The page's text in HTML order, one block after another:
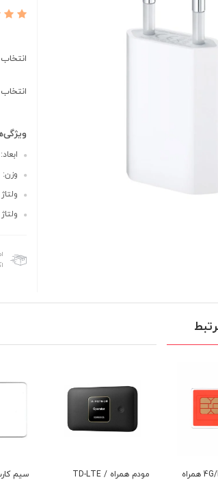
انتخاب
ابعاد: 76* 36.3 * 23.5
وزن:
ولتاژ
ولتاژ
سیم کارت 4G/LTE همراه
مودم همراه TD-LTE /
سیم